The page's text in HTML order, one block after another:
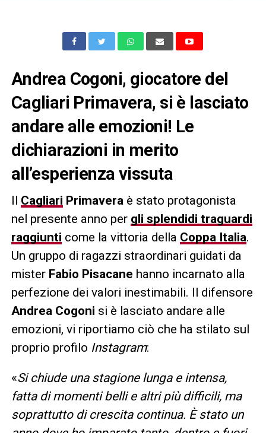
Andrea Cogoni, giocatore del
Cagliari Primavera, si è lasciato
andare alle emozioni! Le
dichiarazioni in merito
all’esperienza vissuta
Il Cagliari Primaveraè stato protagonista
nel presente anno per gli splendidi traguardi
raggiunti come la vittoria della Coppa Italia.
Un gruppo di ragazzi straordinari guidati da
mister Fabio Pisacane hanno incarnato alla
perfezione dei valori inestimabili. Il difensore
Andrea Cogoni si è lasciato andare alle
emozioni, vi riportiamo ciò che ha stilato sul
proprio profilo Instagram:
«Si chiude una stagione lunga e intensa,
fatta di momenti belli e altri più difficili, ma
soprattutto di crescita continua. È stato un